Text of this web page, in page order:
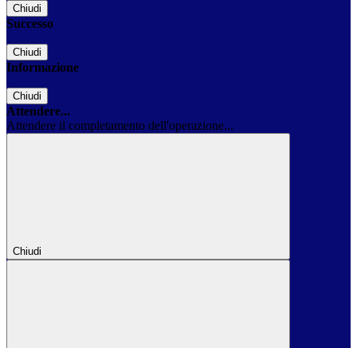
Chiudi
Successo
Chiudi
Informazione
Chiudi
Attendere...
Attendere il completamento dell'operazione...
Chiudi